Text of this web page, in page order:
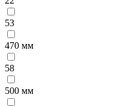
53
470 мм
58
500 мм